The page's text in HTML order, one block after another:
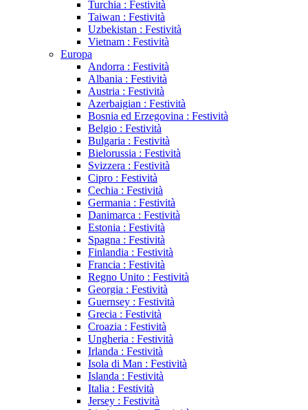
Turchia : Festività
Taiwan : Festività
Uzbekistan : Festività
Vietnam : Festività
Europa
Andorra : Festività
Albania : Festività
Austria : Festività
Azerbaigian : Festività
Bosnia ed Erzegovina : Festività
Belgio : Festività
Bulgaria : Festività
Bielorussia : Festività
Svizzera : Festività
Cipro : Festività
Cechia : Festività
Germania : Festività
Danimarca : Festività
Estonia : Festività
Spagna : Festività
Finlandia : Festività
Francia : Festività
Regno Unito : Festività
Georgia : Festività
Guernsey : Festività
Grecia : Festività
Croazia : Festività
Ungheria : Festività
Irlanda : Festività
Isola di Man : Festività
Islanda : Festività
Italia : Festività
Jersey : Festività